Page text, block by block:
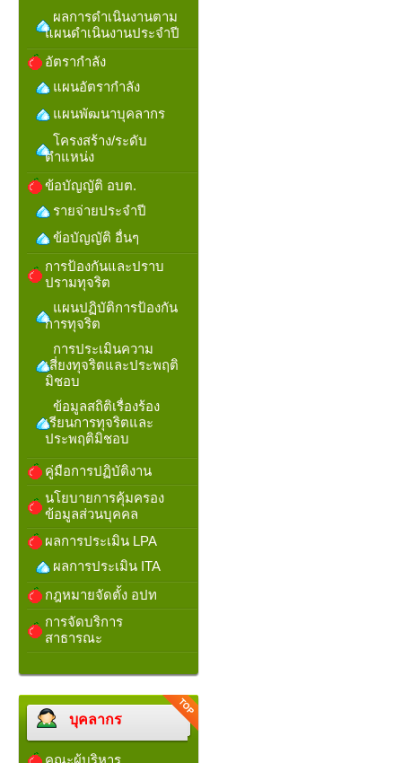
ผลการดำเนินงานตาม
แผนดำเนินงานประจำปี
อัตรากำลัง
แผนอัตรากำลัง
แผนพัฒนาบุคลากร
โครงสร้าง/ระดับ
ตำแหน่ง
ข้อบัญญัติ อบต.
รายจ่ายประจำปี
ข้อบัญญัติ อื่นๆ
การป้องกันและปราบ
ปรามทุจริต
แผนปฏิบัติการป้องกัน
การทุจริต
การประเมินความ
เสี่ยงทุจริตและประพฤติ
มิชอบ
ข้อมูลสถิติเรื่องร้อง
เรียนการทุจริตและ
ประพฤติมิชอบ
คู่มือการปฏิบัติงาน
นโยบายการคุ้มครอง
ข้อมูลส่วนบุคคล
ผลการประเมิน LPA
ผลการประเมิน ITA
กฎหมายจัดตั้ง อปท
การจัดบริการ
สาธารณะ
บุคลากร
คณะผู้บริหาร